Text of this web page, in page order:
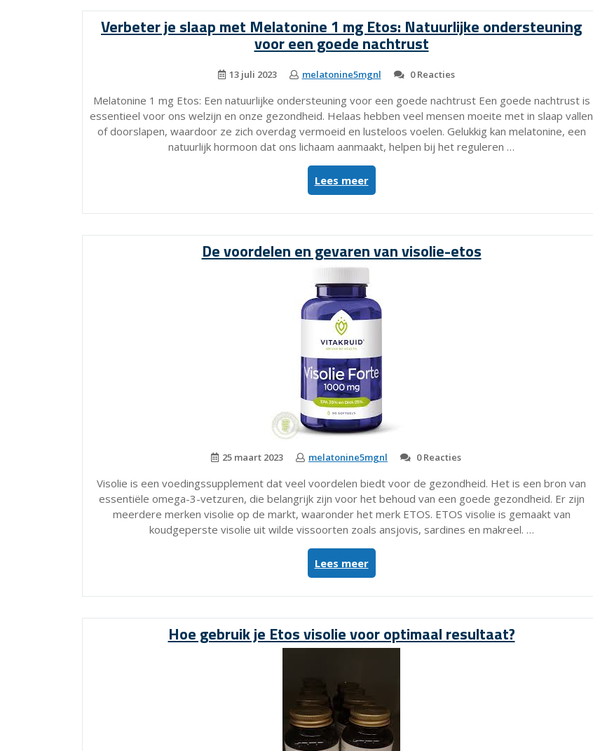
met
LTO3
Etos”
Verbeter je slaap met Melatonine 1 mg Etos: Natuurlijke ondersteuning
voor een goede nachtrust
13 juli 2023 melatonine5mgnl 0 Reacties
Melatonine 1 mg Etos: Een natuurlijke ondersteuning voor een goede nachtrust Een goede nachtrust is
essentieel voor ons welzijn en onze gezondheid. Helaas hebben veel mensen moeite met in slaap vallen
of doorslapen, waardoor ze zich overdag vermoeid en lusteloos voelen. Gelukkig kan melatonine, een
natuurlijk hormoon dat ons lichaam aanmaakt, helpen bij het reguleren …
Lees meer“Verbeter
je
slaap
1
mg
Etos:
Natuurlijke
ondersteuning
goede
nachtrust”
De voordelen en gevaren van visolie-etos
25 maart 2023 melatonine5mgnl 0 Reacties
Visolie is een voedingssupplement dat veel voordelen biedt voor de gezondheid. Het is een bron van
essentiële omega-3-vetzuren, die belangrijk zijn voor het behoud van een goede gezondheid. Er zijn
meerdere merken visolie op de markt, waaronder het merk ETOS. ETOS visolie is gemaakt van
koudgeperste visolie uit wilde vissoorten zoals ansjovis, sardines en makreel. …
Lees meer“De
voordelen
en
visolie-
Hoe gebruik je Etos visolie voor optimaal resultaat?